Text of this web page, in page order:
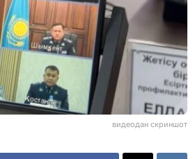
видеодан скриншот